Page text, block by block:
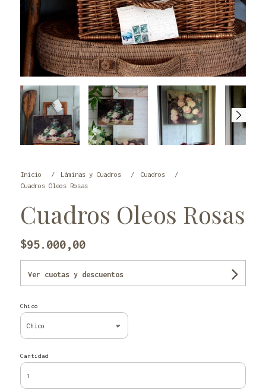
Inicio Láminas y Cuadros
Cuadros
Cuadros Oleos Rosas
Cuadros Oleos Rosas
$95.000,00
Ver cuotas y descuentos
Chico
Cantidad